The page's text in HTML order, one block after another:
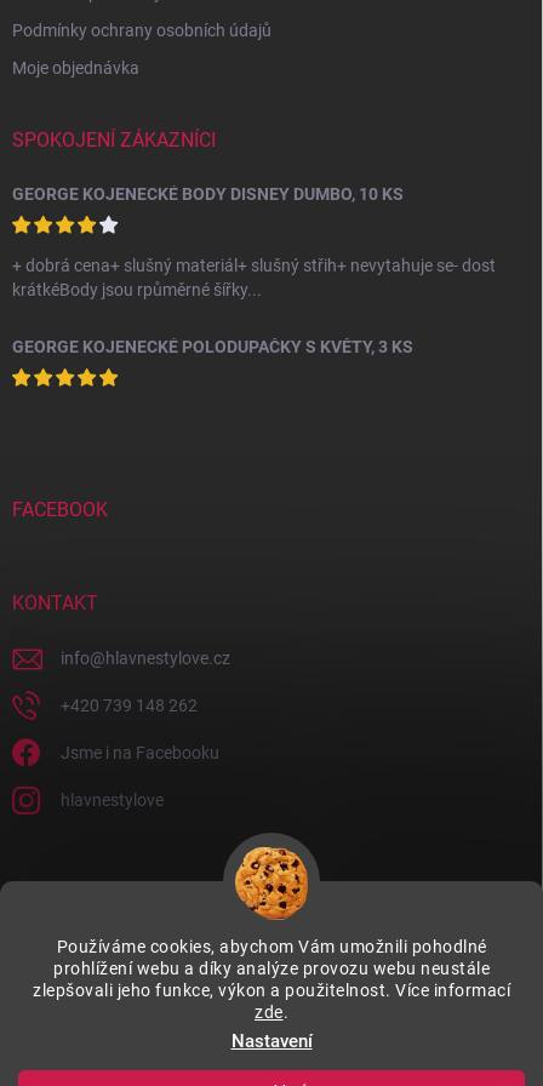
Používáme cookies, abychom Vám umožnili pohodlné
prohlížení webu a díky analýze provozu webu neustále
zlepšovali jeho funkce, výkon a použitelnost. Více informací
zde.
Nastavení
Podmínky ochrany osobních údajů
Moje objednávka
SPOKOJENÍ ZÁKAZNÍCI
GEORGE KOJENECKÉ BODY DISNEY DUMBO, 10 KS
+ dobrá cena+ slušný materiál+ slušný střih+ nevytahuje se- dost
krátkéBody jsou rpůměrné šířky...
GEORGE KOJENECKÉ POLODUPAČKY S KVĚTY, 3 KS
FACEBOOK
KONTAKT
info@hlavnestylove.cz
+420 739 148 262
Jsme i na Facebooku
hlavnestylove
Copyright 2026Hlavně stylově. Všechna práva vyhrazena.